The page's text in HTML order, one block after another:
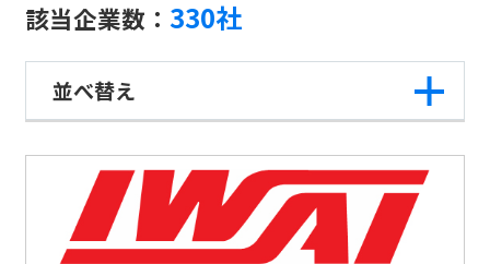
該当企業数： 330社
並べ替え